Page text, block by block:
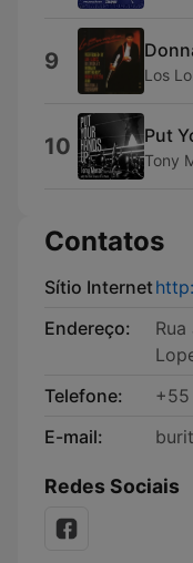
9 Los
10 Put
Tony
Contatos
Sítio Internet
Endereço:
Telefone:
+55
E-mail:
Redes Sociais